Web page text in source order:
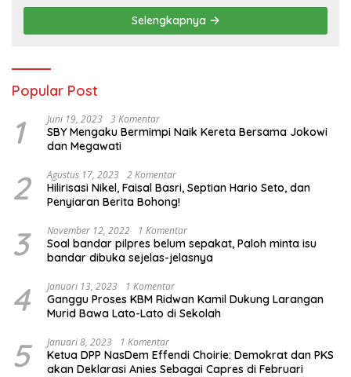
Pertanian Nasional
Selengkapnya
Popular Post
1 Juni 19, 2023 3 Komentar
SBY Mengaku Bermimpi Naik Kereta Bersama Jokowi
dan Megawati
2 Agustus 17, 2023 2 Komentar
Hilirisasi Nikel, Faisal Basri, Septian Hario Seto, dan
Penyiaran Berita Bohong!
3 November 12, 2022 1 Komentar
Soal bandar pilpres belum sepakat, Paloh minta isu
bandar dibuka sejelas-jelasnya
4 Januari 13, 2023 1 Komentar
Ganggu Proses KBM Ridwan Kamil Dukung Larangan
Murid Bawa Lato-Lato di Sekolah
5 Januari 8, 2023 1 Komentar
Ketua DPP NasDem Effendi Choirie: Demokrat dan PKS
akan Deklarasi Anies Sebagai Capres di Februari